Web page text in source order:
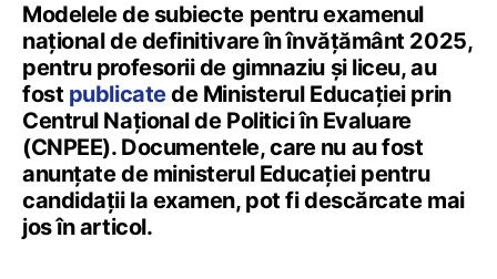
Modelele de subiecte pentru examenul
național de definitivare în învățământ 2025,
pentru profesorii de gimnaziu și liceu, au
fost publicatede Ministerul Educației prin
Centrul Național de Politici în Evaluare
(CNPEE). Documentele, care nu au fost
anunțate de ministerul Educației pentru
candidații la examen, pot fi descărcate mai
jos în articol.